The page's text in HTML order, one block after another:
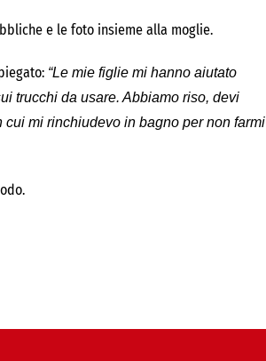
e le foto insieme alla moglie.
“Le mie figlie mi hanno aiutato
trucchi da usare. Abbiamo riso, devi
mi rinchiudevo in bagno per non farmi